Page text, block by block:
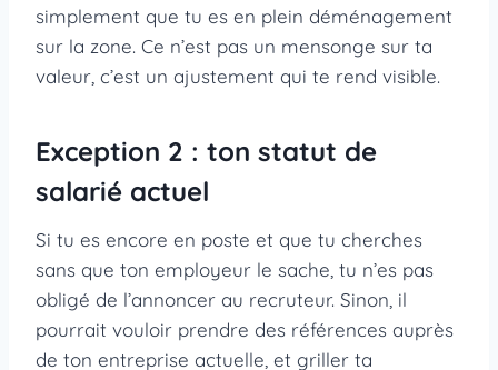
simplement que tu es en plein déménagement
sur la zone. Ce n’est pas un mensonge sur ta
valeur, c’est un ajustement qui te rend visible.
Exception 2 : ton statut de
salarié actuel
Si tu es encore en poste et que tu cherches
sans que ton employeur le sache, tu n’es pas
obligé de l’annoncer au recruteur. Sinon, il
pourrait vouloir prendre des références auprès
de ton entreprise actuelle, et griller ta